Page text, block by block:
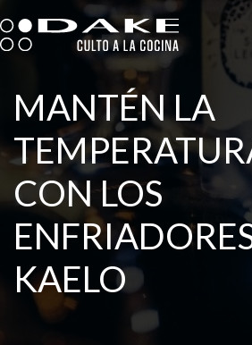
al
contenido
MANTÉN LA
CON LOS
KAELO